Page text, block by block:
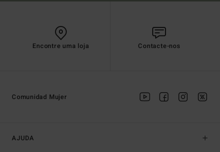
Encontre uma loja Contacte-nos
AJUDA
Comunidad Mujer